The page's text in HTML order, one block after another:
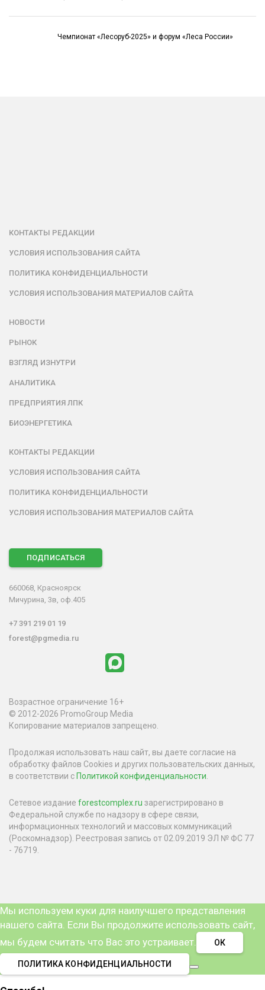
Чемпионат «Лесоруб-2025» и форум «Леса России»
КОНТАКТЫ РЕДАКЦИИ
УСЛОВИЯ ИСПОЛЬЗОВАНИЯ САЙТА
ПОЛИТИКА КОНФИДЕНЦИАЛЬНОСТИ
УСЛОВИЯ ИСПОЛЬЗОВАНИЯ МАТЕРИАЛОВ САЙТА
НОВОСТИ
РЫНОК
ВЗГЛЯД ИЗНУТРИ
АНАЛИТИКА
ПРЕДПРИЯТИЯ ЛПК
БИОЭНЕРГЕТИКА
КОНТАКТЫ РЕДАКЦИИ
УСЛОВИЯ ИСПОЛЬЗОВАНИЯ САЙТА
ПОЛИТИКА КОНФИДЕНЦИАЛЬНОСТИ
УСЛОВИЯ ИСПОЛЬЗОВАНИЯ МАТЕРИАЛОВ САЙТА
ПОДПИСАТЬСЯ
660068, Красноярск
Мичурина, 3в, оф.405
+7 391 219 01 19
forest@pgmedia.ru
Возрастное ограничение 16+
© 2012-2026 PromoGroup Media
Копирование материалов запрещено.
Продолжая использовать наш сайт, вы даете согласие на
обработку файлов Cookies и других пользовательских данных,
в соответствии с Политикой конфиденциальности.
Сетевое издание forestcomplex.ru зарегистрировано в
Федеральной службе по надзору в сфере связи,
информационных технологий и массовых коммуникаций
(Роскомнадзор). Реестровая запись от 02.09.2019 ЭЛ № ФС 77
- 76719.
Мы используем куки для наилучшего представления
нашего сайта. Если Вы продолжите использовать сайт,
мы будем считать что Вас это устраивает.
ОК
ПОЛИТИКА КОНФИДЕНЦИАЛЬНОСТИ